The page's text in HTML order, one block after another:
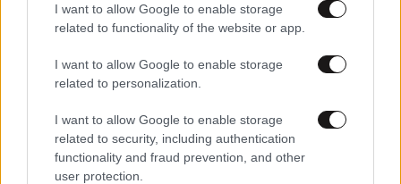
I want to allow Google to enable storage
related to functionality of the website or app.
I want to allow Google to enable storage
related to personalization.
I want to allow Google to enable storage
related to security, including authentication
functionality and fraud prevention, and other
user protection.